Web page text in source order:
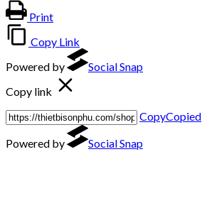
Print
Copy Link
Powered by
Social Snap
Copy link
CopyCopied
Powered by
Social Snap